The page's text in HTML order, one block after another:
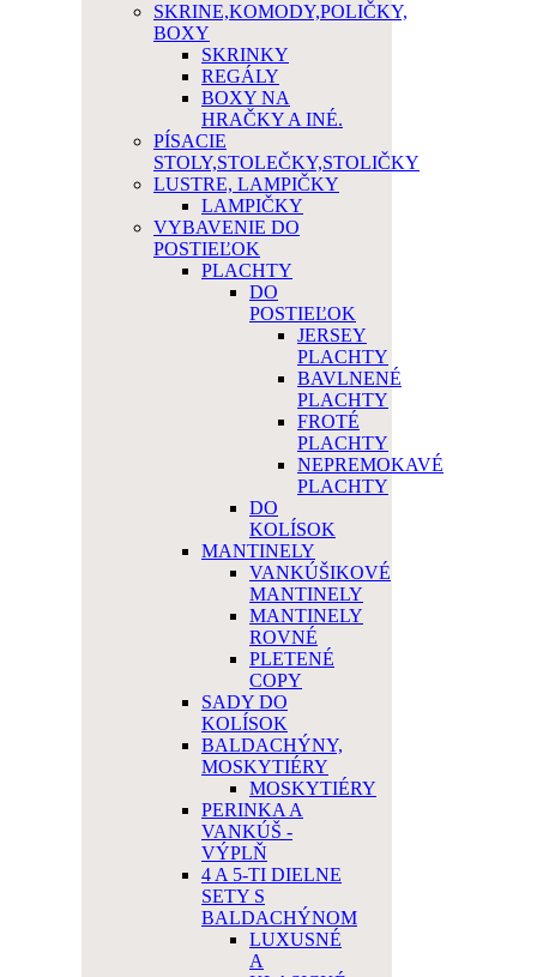
SKRINE,KOMODY,POLIČKY,
BOXY
SKRINKY
REGÁLY
BOXY NA
HRAČKY A INÉ.
PÍSACIE
STOLY,STOLEČKY,STOLIČKY
LUSTRE, LAMPIČKY
LAMPIČKY
VYBAVENIE DO
POSTIEĽOK
PLACHTY
DO
POSTIEĽOK
JERSEY
PLACHTY
BAVLNENÉ
PLACHTY
FROTÉ
PLACHTY
NEPREMOKAVÉ
PLACHTY
DO
KOLÍSOK
MANTINELY
VANKÚŠIKOVÉ
MANTINELY
MANTINELY
ROVNÉ
PLETENÉ
COPY
SADY DO
KOLÍSOK
BALDACHÝNY,
MOSKYTIÉRY
MOSKYTIÉRY
PERINKA A
VANKÚŠ -
VÝPLŇ
4 A 5-TI DIELNE
SETY S
BALDACHÝNOM
LUXUSNÉ
A